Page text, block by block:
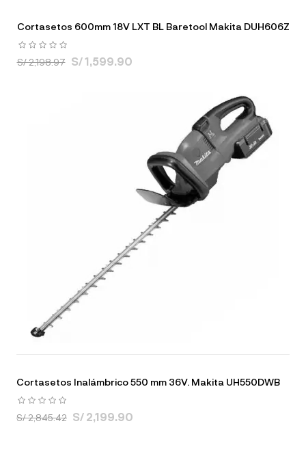
Cortasetos 600mm 18V LXT BL Baretool Makita DUH606Z
S/ 2,198.97 S/ 1,599.90
Cortasetos Inalámbrico 550 mm 36V. Makita UH550DWB
S/ 2,845.42 S/ 2,199.90